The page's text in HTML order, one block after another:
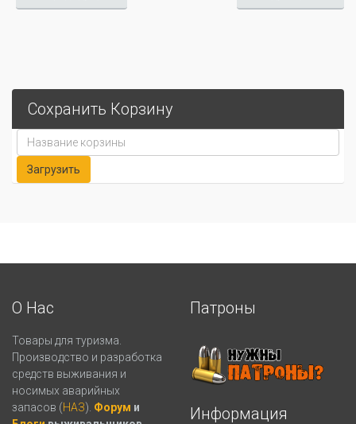
Сохранить Корзину
О Нас
Товары для туризма.
Производство и разработка
средств выживания и
носимых аварийных
запасов (НАЗ). Форум и
Патроны
Информация